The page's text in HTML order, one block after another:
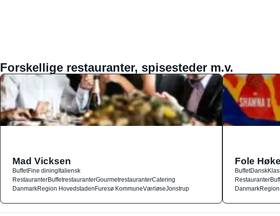
Forskellige restauranter, spisesteder m.v.
Mad Vicksen
BuffetFine diningItaliensk
RestauranterBuffetrestauranterGourmetrestauranterCatering
DanmarkRegion HovedstadenFuresø KommuneVærløseJonstrup
Fole
BuffetDansk
Restauranter
Danmark